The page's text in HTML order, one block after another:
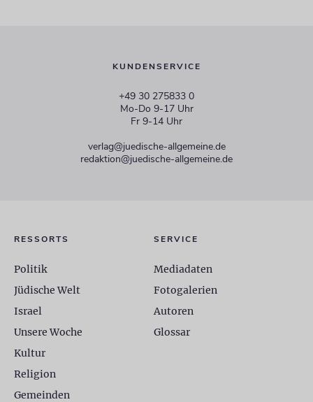
KUNDENSERVICE
+49 30 275833 0
Mo-Do 9-17 Uhr
Fr 9-14 Uhr
verlag@juedische-allgemeine.de
redaktion@juedische-allgemeine.de
RESSORTS
Politik
Jüdische Welt
Israel
Unsere Woche
Kultur
Religion
Gemeinden
SERVICE
Mediadaten
Fotogalerien
Autoren
Glossar